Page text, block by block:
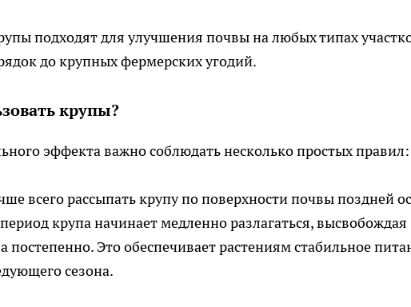
подходят для улучшения почвы на любых типах
до крупных фермерских угодий.
крупы?
эффекта важно соблюдать несколько простых правил:
всего рассыпать крупу по поверхности почвы поздней
крупа начинает медленно разлагаться, высвобождая
постепенно. Это обеспечивает растениям стабильное
сезона.